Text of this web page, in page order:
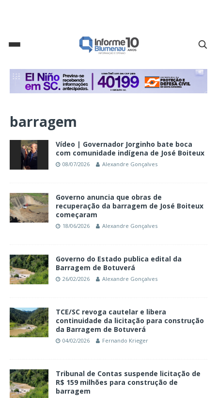
barragem
Vídeo | Governador Jorginho bate boca
com comunidade indígena de José Boiteux
08/07/2026 Alexandre Gonçalves
Governo anuncia que obras de
recuperação da barragem de José Boiteux
começaram
18/06/2026 Alexandre Gonçalves
Governo do Estado publica edital da
Barragem de Botuverá
26/02/2026 Alexandre Gonçalves
TCE/SC revoga cautelar e libera
continuidade da licitação para construção
da Barragem de Botuverá
04/02/2026 Fernando Krieger
Tribunal de Contas suspende licitação de
R$ 159 milhões para construção de
barragem